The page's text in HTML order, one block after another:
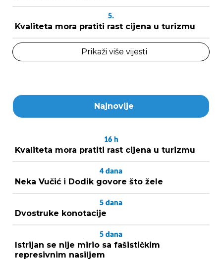
5.
Kvaliteta mora pratiti rast cijena u turizmu
Prikaži više vijesti
Najnovije
16 h
Kvaliteta mora pratiti rast cijena u turizmu
4 dana
Neka Vučić i Dodik govore što žele
5 dana
Dvostruke konotacije
5 dana
Istrijan se nije mirio sa fašističkim
represivnim nasiljem